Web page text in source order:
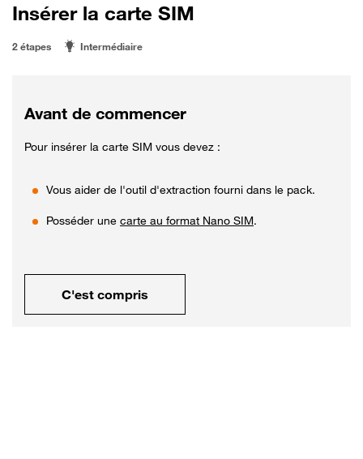
Insérer la carte SIM
2 étapes Intermédiaire
Avant de commencer
Pour insérer la carte SIM vous devez :
Vous aider de l'outil d'extraction fourni dans le pack.
Posséder une carte au format Nano SIM.
C'est compris